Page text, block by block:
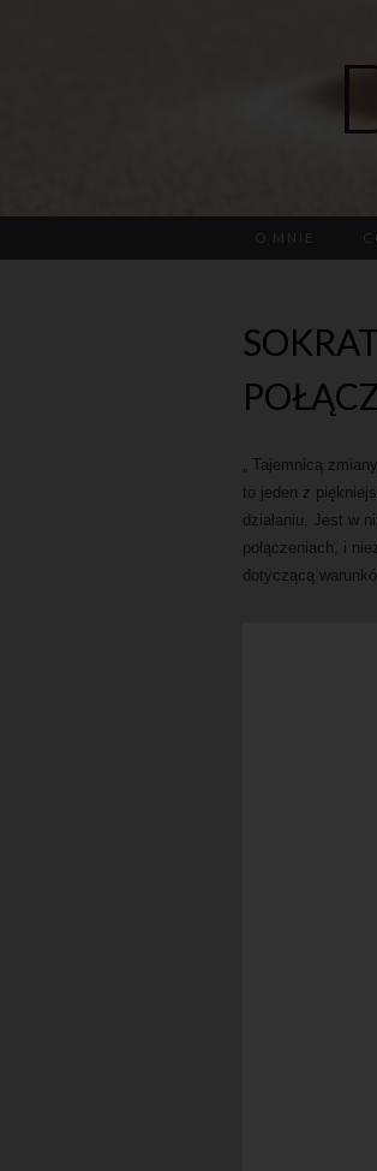
O MNIE
„ Tajemnicą
to jeden z
działaniu. Jest w
połączeniach, i
dotyczącą